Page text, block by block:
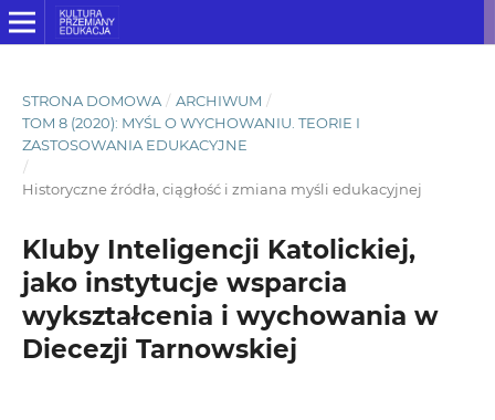
STRONA DOMOWA / ARCHIWUM /
TOM 8 (2020): MYŚL O WYCHOWANIU. TEORIE I
ZASTOSOWANIA EDUKACYJNE
/
Historyczne źródła, ciągłość i zmiana myśli edukacyjnej
Kluby Inteligencji Katolickiej,
jako instytucje wsparcia
wykształcenia i wychowania w
Diecezji Tarnowskiej